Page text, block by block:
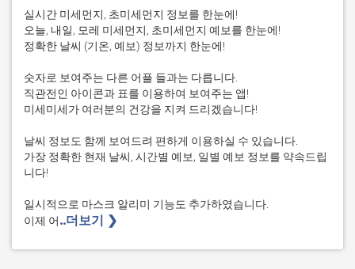
실시간 미세먼지, 초미세먼지 정보를 한눈에!
오늘, 내일, 모레 미세먼지, 초미세먼지 예보를 한눈에!
정확한 날씨 (기온, 예보) 정보까지 한눈에!
숫자로 보여주는 다른 어플 들과는 다릅니다.
직관전인 아이콘과 표를 이용하여 보여주는 앱!
미세미세가 여러분의 건강을 지켜 드리겠습니다!
날씨 정보도 함께 보여드려 편하게 이용하실 수 있습니다.
가장 정확한 현재 날씨, 시간별 예보, 일별 예보 정보를 약속드립
니다!
일시적으로 마스크 알리미 기능도 추가하였습니다.
이제 어..더보기 ❯